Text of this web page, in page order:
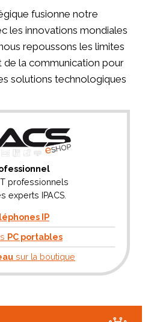
fusionne notre
les innovations mondiales
repoussons les limites
la communication pour
solutions technologiques
professionnels
experts IPACS.
IP
PC portables
sur la boutique